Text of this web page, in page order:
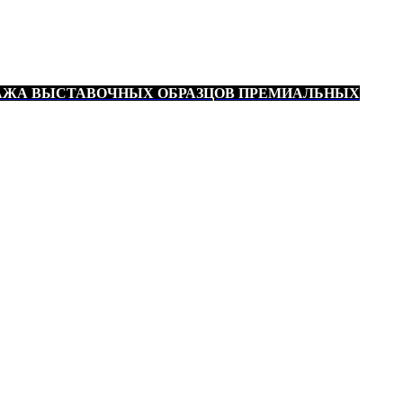
ВЫСТАВОЧНЫХ ОБРАЗЦОВ ПРЕМИАЛЬНЫХ